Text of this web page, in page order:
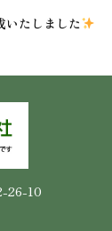
たしました
26-10